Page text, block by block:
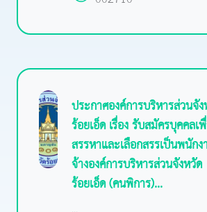
ประกาศองค์การบริหารส่วนจั
ร้อยเอ็ด เรื่อง รับสมัครบุคคลเ
สรรหาและเลือกสรรเป็นพนัก
จ้างองค์การบริหารส่วนจังหวัด
ร้อยเอ็ด (คนพิการ)...